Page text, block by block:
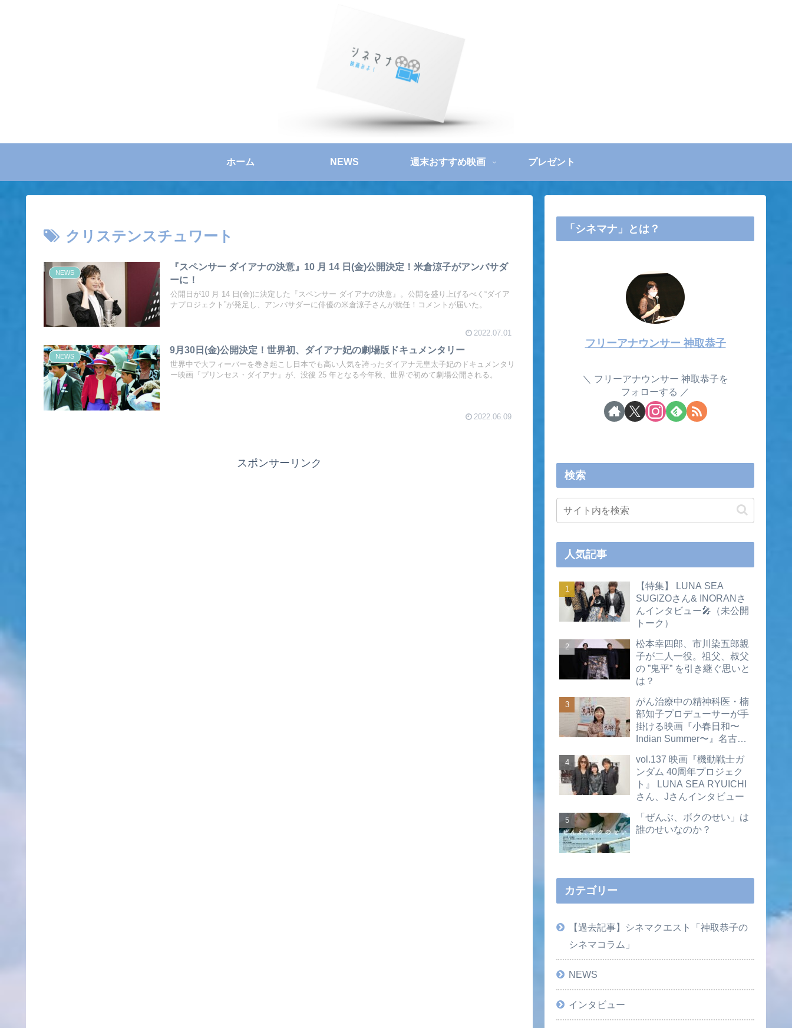
ホーム NEWS 週末おすすめ映画 プレゼント
クリステンスチュワート
NEWS
『スペンサー ダイアナの決意』10 月 14 日(金)公開決定！米倉涼子がアンバサダ
ーに！
公開日が10 月 14 日(金)に決定した『スペンサー ダイアナの決意』。公開を盛り上げるべく“ダイア
ナプロジェクト”が発足し、アンバサダーに俳優の米倉涼子さんが就任！コメントが届いた。
2022.07.01
NEWS
9月30日(金)公開決定！世界初、ダイアナ妃の劇場版ドキュメンタリー
世界中で大フィーバーを巻き起こし日本でも高い人気を誇ったダイアナ元皇太子妃のドキュメンタリ
ー映画『プリンセス・ダイアナ』が、没後 25 年となる今年秋、世界で初めて劇場公開される。
2022.06.09
スポンサーリンク
「シネマナ」とは？
フリーアナウンサー 神取恭子
フリーアナウンサー 神取恭子を
フォローする
検索
人気記事
【特集】 LUNA SEA
SUGIZOさん& INORANさ
んインタビュー🎤（未公開
トーク）
松本幸四郎、市川染五郎親
子が二人一役。祖父、叔父
の ”鬼平” を引き継ぐ思いと
は？
がん治療中の精神科医・楠
部知子プロデューサーが手
掛ける映画『小春日和〜
Indian Summer〜』名古屋
画あり）
vol.137 映画『機動戦士ガ
ンダム 40周年プロジェク
ト』 LUNA SEA RYUICHI
さん、Jさんインタビュー
「ぜんぶ、ボクのせい」は
誰のせいなのか？
カテゴリー
【過去記事】シネマクエスト「神取恭子の
シネマコラム」
NEWS
インタビュー